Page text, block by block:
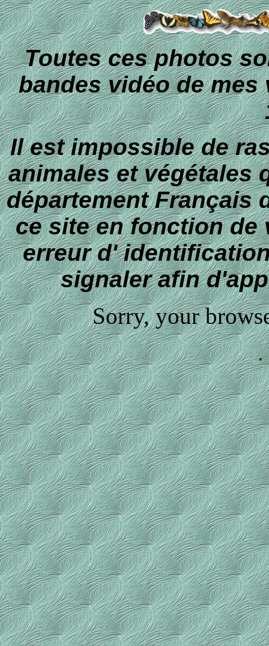
Toutes ces photos
bandes vidéo de mes
Il est impossible de
animales et végétales
département Français
ce site en fonction de
erreur d'
signaler afin
Sorry, your
.